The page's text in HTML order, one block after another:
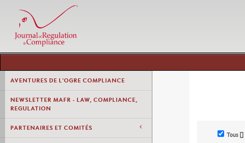
AVENTURES DE L'OGRE COMPLIANCE
NEWSLETTER MAFR - LAW, COMPLIANCE,
REGULATION
PARTENAIRES ET COMITÉS
Tous []